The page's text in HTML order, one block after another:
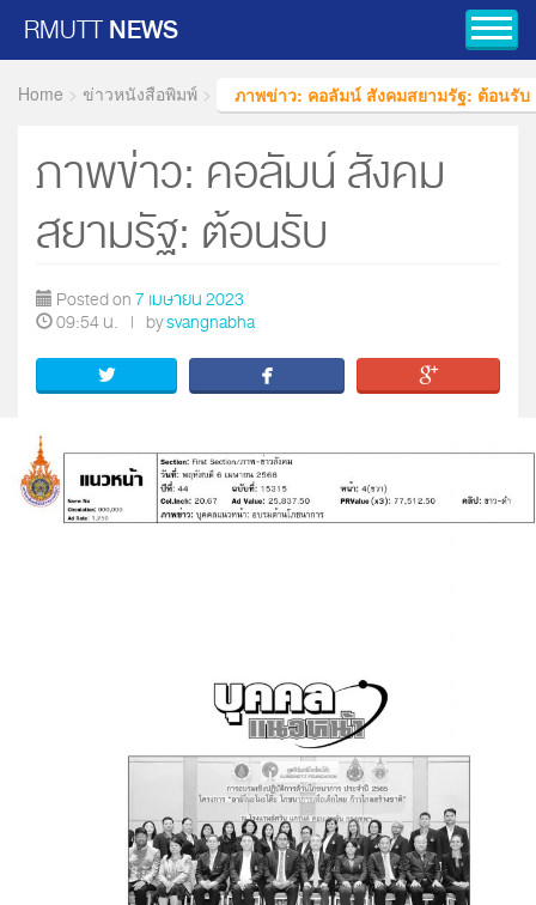
RMUTTNEWS
Home > ข่าวหนังสือพิมพ์ > ภาพข่าว: คอลัมน์ สังคมสยามรัฐ: ต้อนรับ
ภาพข่าว: คอลัมน์ สังคม
สยามรัฐ: ต้อนรับ
Posted on7 เมษายน 2023
09:54 น. | bysvangnabha
  